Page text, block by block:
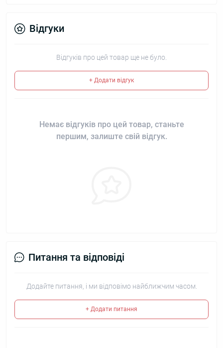
Відгуки
Відгуків про цей товар ще не було.
+ Додати відгук
Немає відгуків про цей товар, станьте
першим, залиште свій відгук.
Питання та відповіді
Додайте питання, і ми відповімо найближчим часом.
+ Додати питання